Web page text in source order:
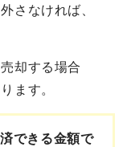
さなければ、
却する場合
ます。
できる金額で